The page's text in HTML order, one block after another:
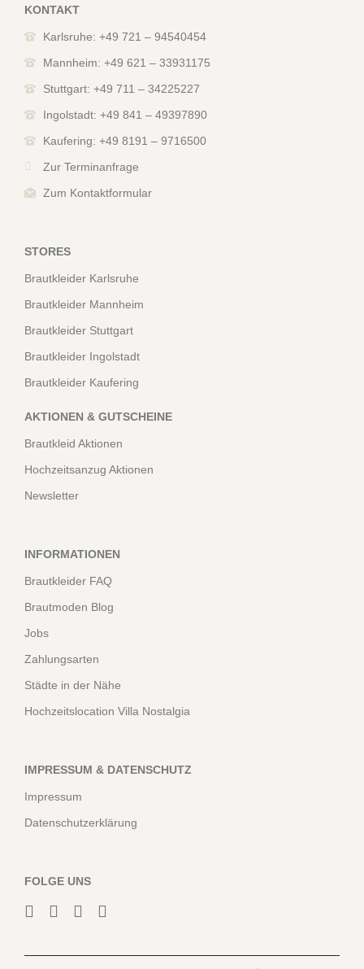
KONTAKT
Karlsruhe: +49 721 – 94540454
Mannheim: +49 621 – 33931175
Stuttgart: +49 711 – 34225227
Ingolstadt: +49 841 – 49397890
Kaufering: +49 8191 – 9716500
Zur Terminanfrage
Zum Kontaktformular
STORES
Brautkleider Karlsruhe
Brautkleider Mannheim
Brautkleider Stuttgart
Brautkleider Ingolstadt
Brautkleider Kaufering
AKTIONEN & GUTSCHEINE
Brautkleid Aktionen
Hochzeitsanzug Aktionen
Newsletter
INFORMATIONEN
Brautkleider FAQ
Brautmoden Blog
Jobs
Zahlungsarten
Städte in der Nähe
Hochzeitslocation Villa Nostalgia
IMPRESSUM & DATENSCHUTZ
Impressum
Datenschutzerklärung
FOLGE UNS